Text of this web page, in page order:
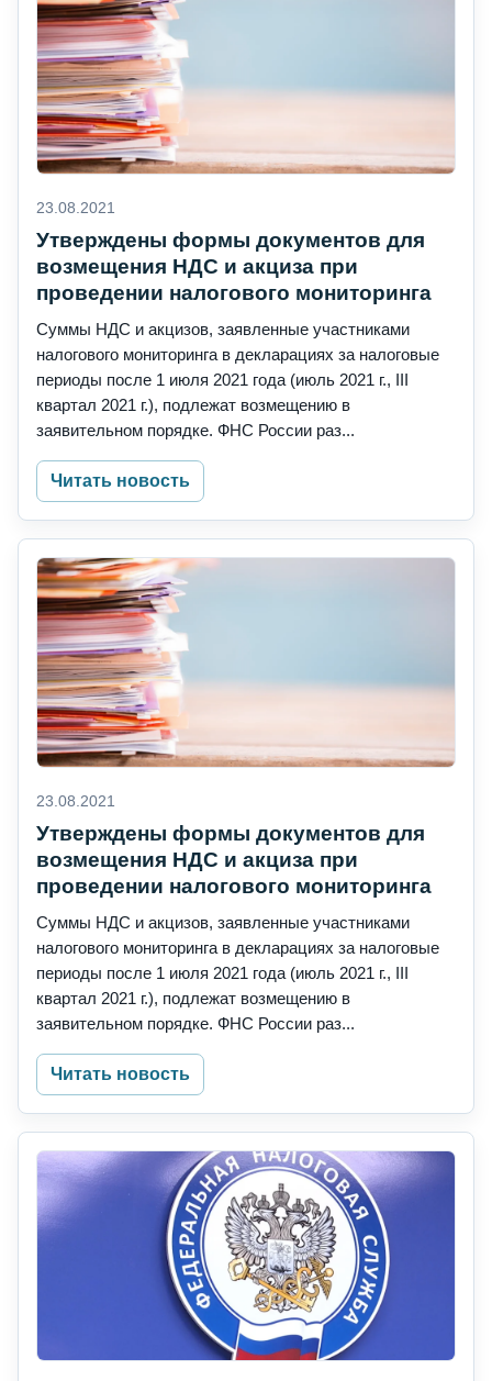
23.08.2021
Утверждены формы документов для
возмещения НДС и акциза при
проведении налогового мониторинга
Суммы НДС и акцизов, заявленные участниками
налогового мониторинга в декларациях за налоговые
периоды после 1 июля 2021 года (июль 2021 г., III
квартал 2021 г.), подлежат возмещению в
заявительном порядке. ФНС России раз...
Читать новость
23.08.2021
Утверждены формы документов для
возмещения НДС и акциза при
проведении налогового мониторинга
Суммы НДС и акцизов, заявленные участниками
налогового мониторинга в декларациях за налоговые
периоды после 1 июля 2021 года (июль 2021 г., III
квартал 2021 г.), подлежат возмещению в
заявительном порядке. ФНС России раз...
Читать новость